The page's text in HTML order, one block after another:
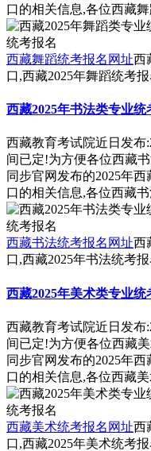
口的相关信息,各位西藏
西藏舞蹈统考报名网址西
口,西藏2025年舞蹈统考报
西藏2025年书法类专业统
西藏教育考试院近日发布
间已定!为方便各位西藏
同步官网发布的2025年
口的相关信息,各位西藏
西藏书法统考报名网址西
口,西藏2025年书法统考报
西藏2025年美术类专业统
西藏教育考试院近日发布
间已定!为方便各位西藏
同步官网发布的2025年
口的相关信息,各位西藏
西藏美术统考报名网址西
口,西藏2025年美术统考报